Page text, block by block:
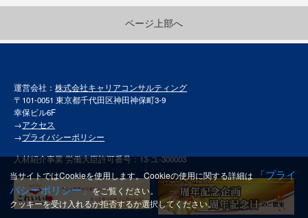
ページ上部へ
運営会社：株式会社キャリアコンサルティング
〒101-0051 東京都千代田区神田神保町3-9
幸保ビル6F
→アクセス
→プライバシーポリシー
人材紹介事業 労働大臣許可番号：13-ユ-300003
当サイトではCookieを使用します。Cookieの使用に関する詳細は
「プライ
バシーポリシー」をご覧ください。
クッキーを受け入れるか拒否するか選択してください。